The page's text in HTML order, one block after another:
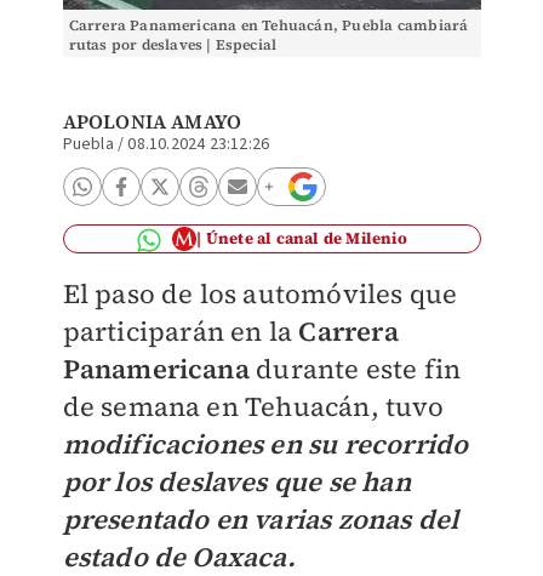
Carrera Panamericana en Tehuacán, Puebla cambiará
rutas por deslaves | Especial
APOLONIA AMAYO
Puebla /08.10.2024 23:12:26
Únete al canal de Milenio
El paso de los automóviles que
participarán en la Carrera
Panamericana durante este fin
de semana en Tehuacán, tuvo
modificaciones en su recorrido
por los deslaves que se han
presentado en varias zonas del
estado de Oaxaca.